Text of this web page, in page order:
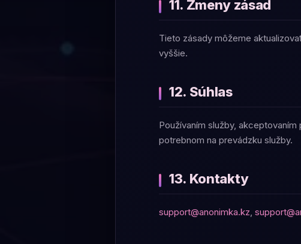
11. Zmeny zásad
Tieto zásady môžeme
vyššie.
12. Súhlas
Používaním služby,
potrebnom na prevádzku služby.
13. Kontakty
support@anonimka.kz,